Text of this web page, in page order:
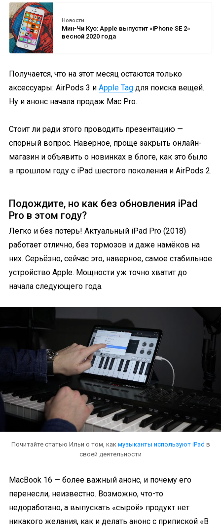
Новости
Мин-Чи Куо: Apple выпустит «iPhone SE 2»
весной 2020 года
Получается, что на этот месяц остаются только
аксессуары: AirPods 3 и Apple Tag для поиска вещей.
Ну и анонс начала продаж Mac Pro.
Стоит ли ради этого проводить презентацию —
спорный вопрос. Наверное, проще закрыть онлайн-
магазин и объявить о новинках в блоге, как это было
в прошлом году с iPad шестого поколения и AirPods 2.
Подождите, но как без обновления iPad
Pro в этом году?
Легко и без потерь! Актуальный iPad Pro (2018)
работает отлично, без тормозов и даже намёков на
них. Серьёзно, сейчас это, наверное, самое стабильное
устройство Apple. Мощности уж точно хватит до
начала следующего года.
Почитайте статью Ильи о том, как музыканты используют iPad в
своей деятельности
MacBook 16 — более важный анонс, и почему его
перенесли, неизвестно. Возможно, что-то
недоработано, а выпускать «сырой» продукт нет
никакого желания, как и делать анонс с припиской «В